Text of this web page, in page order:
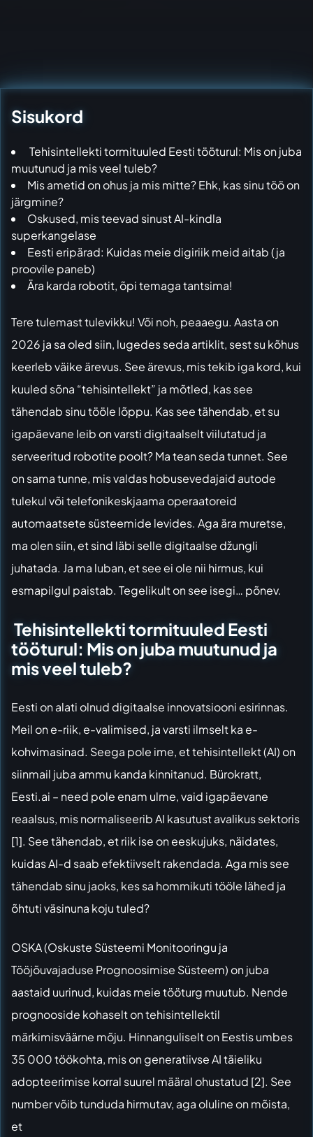
Sisukord
Tehisintellekti tormituuled Eesti tööturul: Mis on juba
muutunud ja mis veel tuleb?
Mis ametid on ohus ja mis mitte? Ehk, kas sinu töö on
järgmine?
Oskused, mis teevad sinust AI-kindla
superkangelase
Eesti eripärad: Kuidas meie digiriik meid aitab (ja
proovile paneb)
Ära karda robotit, õpi temaga tantsima!
Tere tulemast tulevikku! Või noh, peaaegu. Aasta on
2026 ja sa oled siin, lugedes seda artiklit, sest su kõhus
keerleb väike ärevus. See ärevus, mis tekib iga kord, kui
kuuled sõna “tehisintellekt” ja mõtled, kas see
tähendab sinu tööle lõppu. Kas see tähendab, et su
igapäevane leib on varsti digitaalselt viilutatud ja
serveeritud robotite poolt? Ma tean seda tunnet. See
on sama tunne, mis valdas hobusevedajaid autode
tulekul või telefonikeskjaama operaatoreid
automaatsete süsteemide levides. Aga ära muretse,
ma olen siin, et sind läbi selle digitaalse džungli
juhatada. Ja ma luban, et see ei ole nii hirmus, kui
esmapilgul paistab. Tegelikult on see isegi… põnev.
Tehisintellekti tormituuled Eesti
tööturul: Mis on juba muutunud ja
mis veel tuleb?
Eesti on alati olnud digitaalse innovatsiooni esirinnas.
Meil on e-riik, e-valimised, ja varsti ilmselt ka e-
kohvimasinad. Seega pole ime, et tehisintellekt (AI) on
siinmail juba ammu kanda kinnitanud. Bürokratt,
Eesti.ai – need pole enam ulme, vaid igapäevane
reaalsus, mis normaliseerib AI kasutust avalikus sektoris
[1]. See tähendab, et riik ise on eeskujuks, näidates,
kuidas AI-d saab efektiivselt rakendada. Aga mis see
tähendab sinu jaoks, kes sa hommikuti tööle lähed ja
õhtuti väsinuna koju tuled?
OSKA(Oskuste Süsteemi Monitooringu ja
Tööjõuvajaduse Prognoosimise Süsteem) on juba
aastaid uurinud, kuidas meie tööturg muutub. Nende
prognooside kohaselt on tehisintellektil
märkimisväärne mõju. Hinnanguliselt on Eestis umbes
35 000 töökohta, mis on generatiivse AI täieliku
adopteerimise korral suurel määral ohustatud [2]. See
number võib tunduda hirmutav, aga oluline on mõista,
et